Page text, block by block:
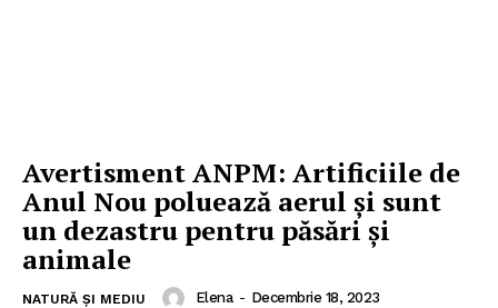
Avertisment ANPM: Artificiile de
Anul Nou poluează aerul şi sunt
un dezastru pentru păsări şi
animale
NATURĂ ȘI MEDIU Elena - Decembrie 18, 2023